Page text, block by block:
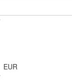
EUR